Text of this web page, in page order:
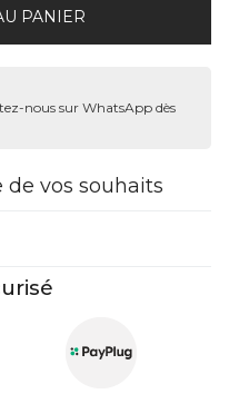
PANIER
nous sur WhatsApp dès
vos souhaits